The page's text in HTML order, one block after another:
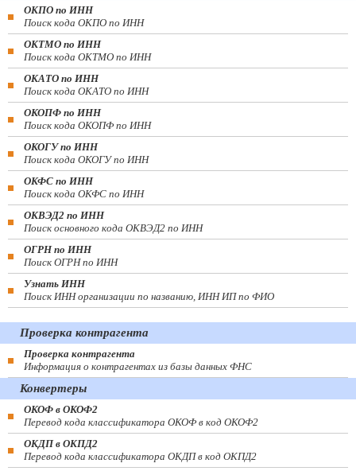
ОКПО по ИНН
Поиск кода ОКПО по ИНН
ОКТМО по ИНН
Поиск кода ОКТМО по ИНН
ОКАТО по ИНН
Поиск кода ОКАТО по ИНН
ОКОПФ по ИНН
Поиск кода ОКОПФ по ИНН
ОКОГУ по ИНН
Поиск кода ОКОГУ по ИНН
ОКФС по ИНН
Поиск кода ОКФС по ИНН
ОКВЭД2 по ИНН
Поиск основного кода ОКВЭД2 по ИНН
ОГРН по ИНН
Поиск ОГРН по ИНН
Узнать ИНН
Поиск ИНН организации по названию, ИНН ИП по ФИО
Проверка контрагента
Проверка контрагента
Информация о контрагентах из базы данных ФНС
Конвертеры
ОКОФ в ОКОФ2
Перевод кода классификатора ОКОФ в код ОКОФ2
ОКДП в ОКПД2
Перевод кода классификатора ОКДП в код ОКПД2